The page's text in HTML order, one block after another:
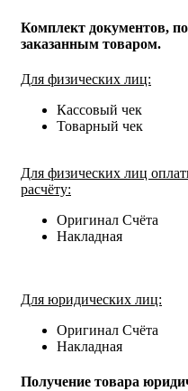
Комплект документов,
заказанным товаром.
Для физических лиц:
Кассовый чек
Товарный чек
Для физических лиц
расчёту:
Оригинал Счёта
Накладная
Для юридических лиц:
Оригинал Счёта
Накладная
Получение товара